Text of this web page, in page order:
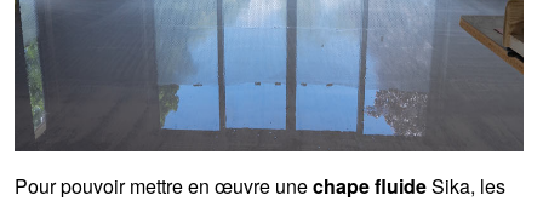
Pour pouvoir mettre en œuvre unechape fluideSika, les